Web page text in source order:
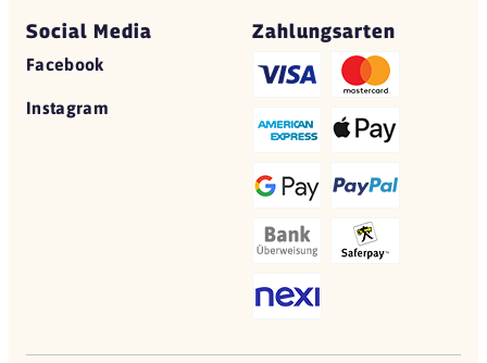
Social Media
Facebook
Instagram
Zahlungsarten